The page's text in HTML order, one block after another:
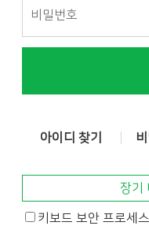
아이디 찾기
장기
키보드 보안 프로세